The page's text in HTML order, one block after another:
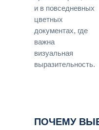
и в повседневных
цветных
документах, где
важна
визуальная
выразительность.
ПОЧЕМУ